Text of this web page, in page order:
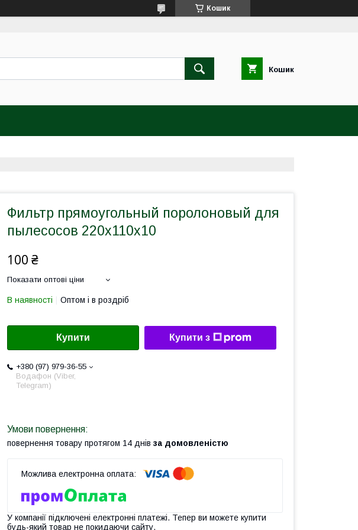
Кошик
Кошик
Фильтр прямоугольный поролоновый для
пылесосов 220x110x10
100 ₴
Показати оптові ціни
В наявності Оптом і в роздріб
Купити Купити з
+380 (97) 979-36-55
Водафон (Viber,
Telegram)
повернення товару протягом 14 днів за домовленістю
У компанії підключені електронні платежі. Тепер ви можете купити
будь-який товар не покидаючи сайту.